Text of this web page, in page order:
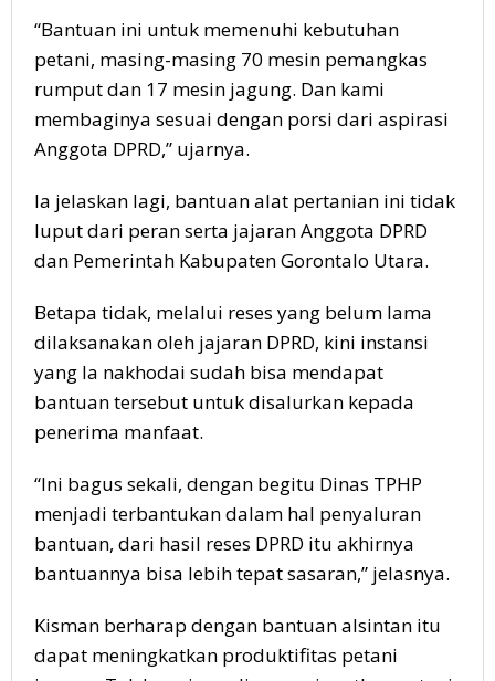
“Bantuan ini untuk memenuhi kebutuhan
petani, masing-masing 70 mesin pemangkas
rumput dan 17 mesin jagung. Dan kami
membaginya sesuai dengan porsi dari aspirasi
Anggota DPRD,” ujarnya.
Ia jelaskan lagi, bantuan alat pertanian ini tidak
luput dari peran serta jajaran Anggota DPRD
dan Pemerintah Kabupaten Gorontalo Utara.
Betapa tidak, melalui reses yang belum lama
dilaksanakan oleh jajaran DPRD, kini instansi
yang Ia nakhodai sudah bisa mendapat
bantuan tersebut untuk disalurkan kepada
penerima manfaat.
“Ini bagus sekali, dengan begitu Dinas TPHP
menjadi terbantukan dalam hal penyaluran
bantuan, dari hasil reses DPRD itu akhirnya
bantuannya bisa lebih tepat sasaran,” jelasnya.
Kisman berharap dengan bantuan alsintan itu
dapat meningkatkan produktifitas petani